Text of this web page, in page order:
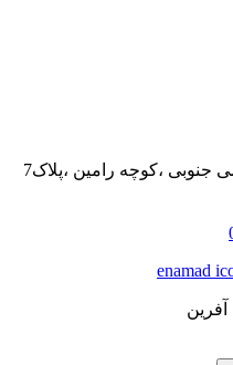
جنوبی ،کوچه رامین ،پلاک7